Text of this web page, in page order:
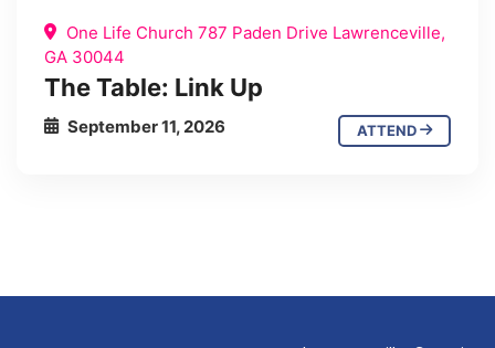
One Life Church 787 Paden Drive Lawrenceville,
GA 30044
The Table: Link Up
September 11, 2026 ATTEND